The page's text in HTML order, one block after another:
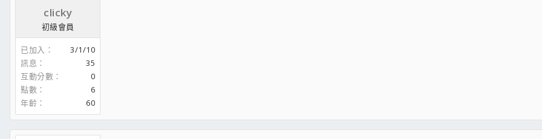
clicky
初級會員
已加入
3/1/10
訊息
35
互動分數
0
點數
6
年齡
60